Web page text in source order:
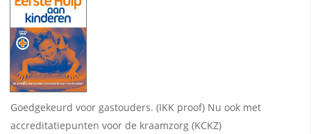
Goedgekeurd voor gastouders. (IKK proof) Nu ook met
accreditatiepunten voor de kraamzorg (KCKZ)